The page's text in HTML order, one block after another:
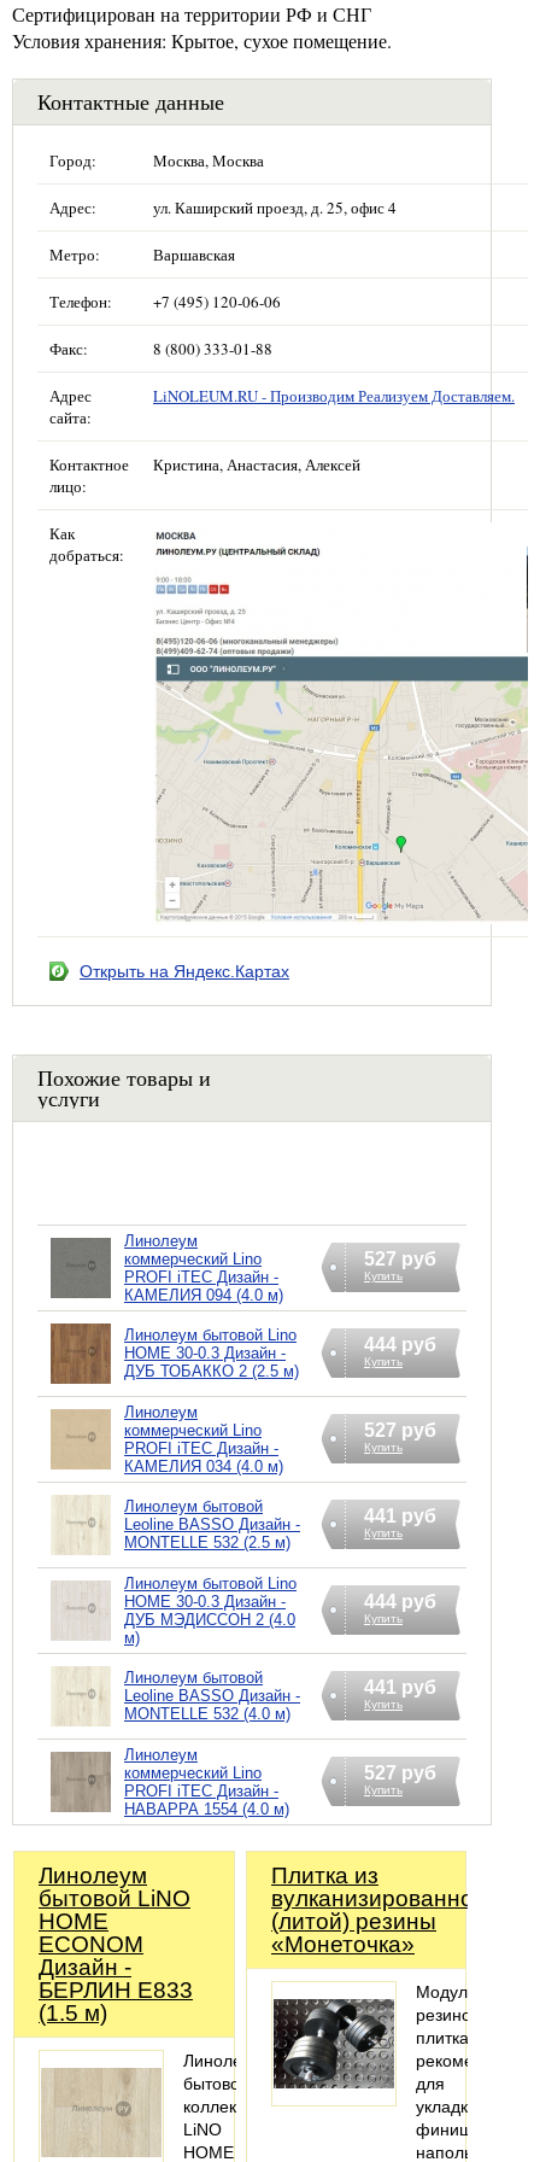
Сертифицирован на территории РФ и СНГ
Условия хранения: Крытое, сухое помещение.
Контактные данные
Город: Москва, Москва
Адрес: ул. Каширский проезд, д. 25, офис 4
Метро: Варшавская
Телефон: +7 (495) 120-06-06
Факс: 8 (800) 333-01-88
Адрес
сайта:
LiNOLEUM.RU - Производим Реализуем Доставляем.
Контактное
лицо:
Кристина, Анастасия, Алексей
Как
добраться:
Открыть на Яндекс.Картах
Похожие товары и
услуги
Линолеум
коммерческий Lino
PROFI iTEC Дизайн -
КАМЕЛИЯ 094 (4.0 м)
527 руб
Купить
Линолеум бытовой Lino
HOME 30-0.3 Дизайн -
ДУБ ТОБАККО 2 (2.5 м)
444 руб
Купить
Линолеум
коммерческий Lino
PROFI iTEC Дизайн -
КАМЕЛИЯ 034 (4.0 м)
527 руб
Купить
Линолеум бытовой
Leoline BASSO Дизайн -
MONTELLE 532 (2.5 м)
441 руб
Купить
Линолеум бытовой Lino
HOME 30-0.3 Дизайн -
ДУБ МЭДИССОН 2 (4.0
м)
444 руб
Купить
Линолеум бытовой
Leoline BASSO Дизайн -
MONTELLE 532 (4.0 м)
441 руб
Купить
Линолеум
коммерческий Lino
PROFI iTEC Дизайн -
НАВАРРА 1554 (4.0 м)
527 руб
Купить
Линолеум
бытовой LiNO
HOME
ECONOM
Дизайн -
БЕРЛИН Е833
(1.5 м)
Линолеум
бытовой
коллекции
LiNO
HOME
Плитка из
вулканизированной
(литой) резины
«Монеточка»
Модульная
резиновая
плитка
рекомендована
для
укладки
финишного
напольного